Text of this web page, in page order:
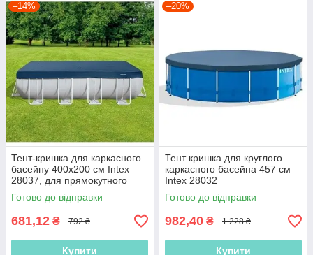
–14%
Тент-кришка для каркасного
басейну 400х200 см Intex
28037, для прямокутного
басейну
Готово до відправки
681,12 ₴ 792 ₴
Купити
–20%
Тент кришка для круглого
каркасного басейна 457 см
Intex 28032
Готово до відправки
982,40 ₴ 1 228 ₴
Купити